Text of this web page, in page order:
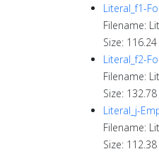
Literal_f1-
Filename:
Size: 116.24
Literal_f2-
Filename:
Size: 132.78
Literal_j-
Filename:
Size: 112.38